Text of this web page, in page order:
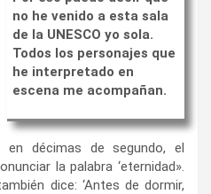
no he venido a esta sala
de la UNESCO yo sola.
Todos los personajes que
he interpretado en
escena me acompañan.
en décimas de segundo, el
la palabra ‘eternidad».
dice: ‘Antes de dormir,